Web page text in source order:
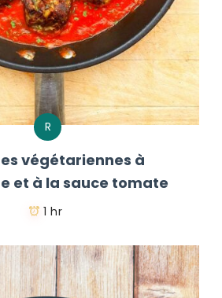
R
végétariennes à
et à la sauce tomate
1 hr